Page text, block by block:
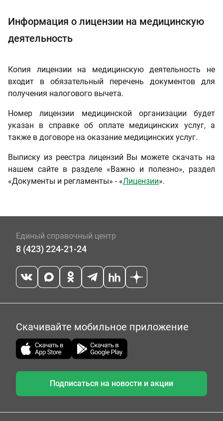
Информация о лицензии на медицинскую
деятельность
Копия лицензии на медицинскую деятельность не
входит в обязательный перечень документов для
получения налогового вычета.
Номер лицензии медицинской организации будет
указан в справке об оплате медицинских услуг, а
также в договоре на оказание медицинских услуг.
Выписку из реестра лицензий Вы можете скачать на
нашем сайте в разделе «Важно и полезно», раздел
«Документы и регламенты» - «Лицензии».
Единый справочный центр
8 (423) 224-21-24
Скачивайте мобильное приложение
Подписаться на новости и акции